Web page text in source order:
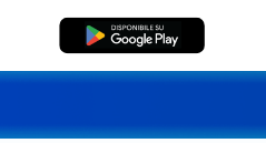
Download Gratis